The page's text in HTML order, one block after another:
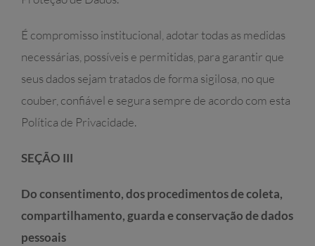
É compromisso institucional, adotar todas as medidas
necessárias, possíveis e permitidas, para garantir que
seus dados sejam tratados de forma sigilosa, no que
couber, confiável e segura sempre de acordo com esta
Política de Privacidade.
SEÇÃO III
Do consentimento, dos procedimentos de coleta,
compartilhamento, guarda e conservação de dados
pessoais